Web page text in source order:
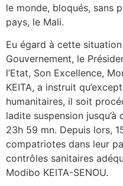
le monde, bloqués, sans
pays, le Mali.
Eu égard à cette
Gouvernement, le
l’Etat, Son Excellence,
KEITA, a instruit
humanitaires, il soit
ladite suspension
23h 59 mn. Depuis lors,
compatriotes dans leur
contrôles sanitaires
Modibo KEITA-SENOU.